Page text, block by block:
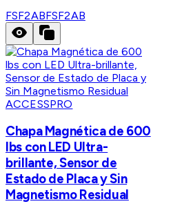
FSF2ABFSF2AB
ACCESSPRO
Chapa Magnética de 600
lbs con LED Ultra-
brillante, Sensor de
Estado de Placa y Sin
Magnetismo Residual